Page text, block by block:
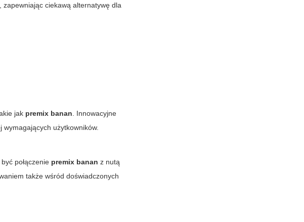
ciekawą alternatywę dla
jak premix banan. Innowacyjne
użytkowników.
połączenie premix banan z nutą
także wśród doświadczonych